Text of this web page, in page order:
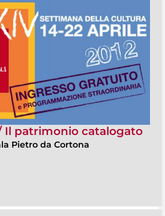
Il patrimonio catalogato
Pietro da Cortona